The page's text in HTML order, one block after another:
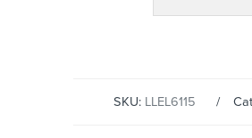
SKU: LLEL6115